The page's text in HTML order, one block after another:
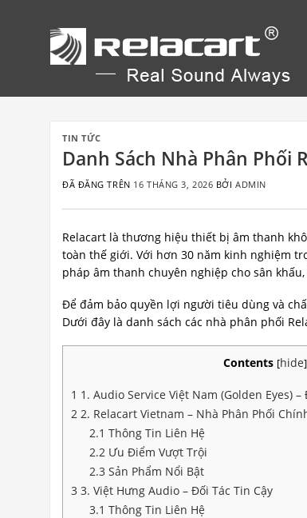
TIN TỨC
Danh Sách Nhà Phân Phối
ĐÃ ĐĂNG TRÊN 16 THÁNG 3, 2026 BỞIADMIN
Relacart là thương hiệu thiết bị âm thanh
toàn thế giới. Với hơn 30 năm kinh nghiệm
pháp âm thanh chuyên nghiệp cho sân
Để đảm bảo quyền lợi người tiêu dùng và
Dưới đây là danh sách các nhà phân phối
Contents [hide]
1 1. Audio Service Việt Nam (Golden Eyes)
2 2. Relacart Vietnam – Nhà Phân Phối
2.1 Thông Tin Liên Hệ
2.2 Ưu Điểm Vượt Trội
2.3Sản Phẩm Nổi Bật
3 3. Việt Hưng Audio – Đối Tác Tin Cậy
3.1 Thông Tin Liên Hệ